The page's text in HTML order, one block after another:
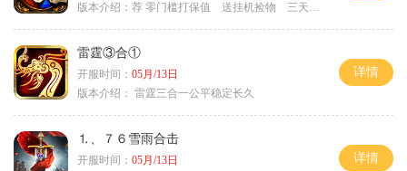
版本介绍： 荐 零门槛打保值 送挂机捡物 三天合区
雷霆③合①
开服时间： 05月/13日
版本介绍： 雷霆三合一公平稳定长久
详情
⒈、７６雪雨合击
开服时间： 05月/13日
详情